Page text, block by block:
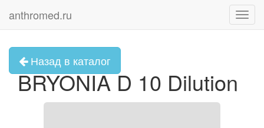
anthromed.ru
Назад в каталог
BRYONIA D 10 Dilution